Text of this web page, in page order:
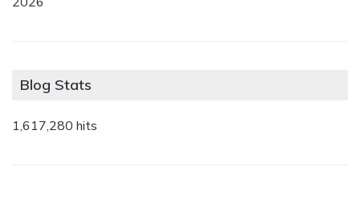
Blog Stats
1,617,280 hits